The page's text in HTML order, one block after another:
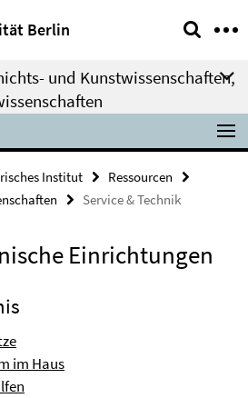
Berlin
und Kunstwissenschaften,
Institut
Ressourcen
Service & Technik
Einrichtungen
im Haus